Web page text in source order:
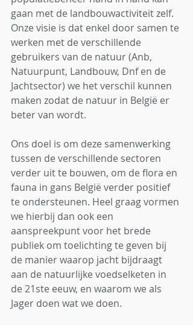
gaan met de landbouwactiviteit zelf.
Onze visie is dat enkel door samen te
werken met de verschillende
gebruikers van de natuur (Anb,
Natuurpunt, Landbouw, Dnf en de
Jachtsector) we het verschil kunnen
maken zodat de natuur in België er
beter van wordt.
Ons doel is om deze samenwerking
tussen de verschillende sectoren
verder uit te bouwen, om de flora en
fauna in gans België verder positief
te ondersteunen. Heel graag vormen
we hierbij dan ook een
aanspreekpunt voor het brede
publiek om toelichting te geven bij
de manier waarop jacht bijdraagt
aan de natuurlijke voedselketen in
de 21ste eeuw, en waarom we als
Jager doen wat we doen.